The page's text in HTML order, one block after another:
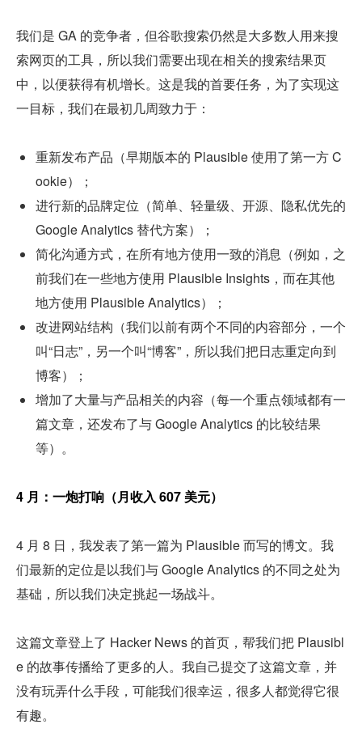
我们是 GA 的竞争者，但谷歌搜索仍然是大多数人用来搜
索网页的工具，所以我们需要出现在相关的搜索结果页
中，以便获得有机增长。这是我的首要任务，为了实现这
一目标，我们在最初几周致力于：
重新发布产品（早期版本的 Plausible 使用了第一方 C
ookie）；
进行新的品牌定位（简单、轻量级、开源、隐私优先的
Google Analytics 替代方案）；
简化沟通方式，在所有地方使用一致的消息（例如，之
前我们在一些地方使用 Plausible Insights，而在其他
地方使用 Plausible Analytics）；
改进网站结构（我们以前有两个不同的内容部分，一个
叫“日志”，另一个叫“博客”，所以我们把日志重定向到
博客）；
增加了大量与产品相关的内容（每一个重点领域都有一
篇文章，还发布了与 Google Analytics 的比较结果
等）。
4 月：一炮打响（月收入 607 美元）
4 月 8 日，我发表了第一篇为 Plausible 而写的博文。我
们最新的定位是以我们与 Google Analytics 的不同之处为
基础，所以我们决定挑起一场战斗。
这篇文章登上了 Hacker News 的首页，帮我们把 Plausibl
e 的故事传播给了更多的人。我自己提交了这篇文章，并
没有玩弄什么手段，可能我们很幸运，很多人都觉得它很
有趣。